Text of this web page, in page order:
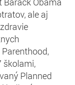
ale aj
školami,
Planned